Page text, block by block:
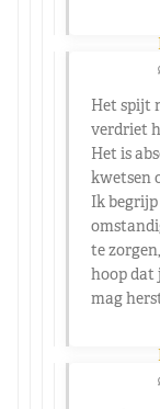
Het spijt
verdriet
Het is
kwetsen
Ik
te
hoop dat
mag